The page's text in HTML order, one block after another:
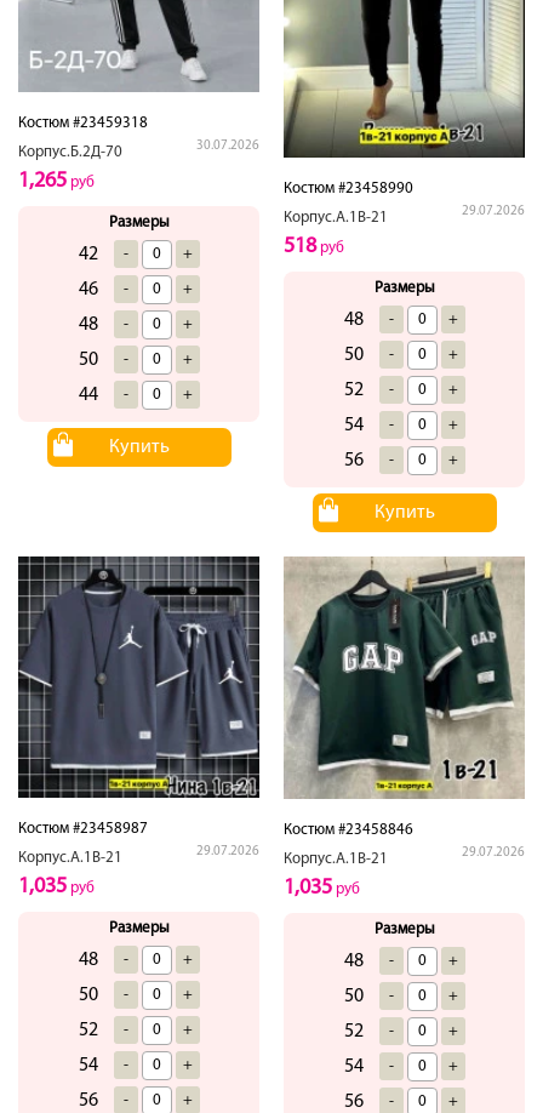
Костюм #23459318
Корпус.Б.2Д-70
30.07.2026
1,265 руб
Размеры
42 - +
46 - +
48 - +
50 - +
44 - +
Купить
Костюм #23458990
Корпус.А.1В-21
29.07.2026
518руб
Размеры
48 - +
50 - +
52 - +
54 - +
56 - +
Купить
Костюм #23458987
Корпус.А.1В-21
29.07.2026
1,035 руб
Размеры
48 - +
50 - +
52 - +
54 - +
56 - +
Костюм #23458846
Корпус.А.1В-21
29.07.2026
1,035 руб
Размеры
48 - +
50 - +
52 - +
54 - +
56 - +